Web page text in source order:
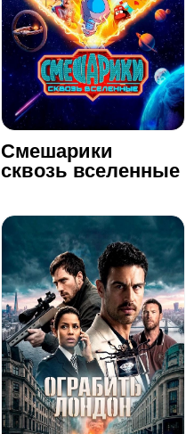
Смешарики
сквозь вселенные